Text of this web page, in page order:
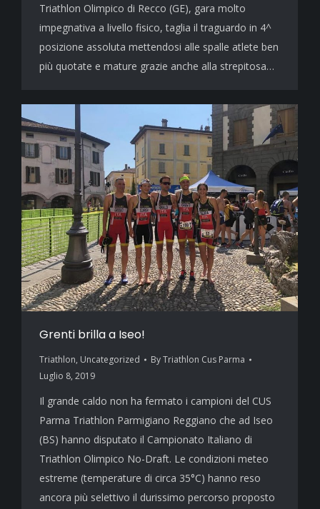
Triathlon Olimpico di Recco (GE), gara molto
impegnativa a livello fisico, taglia il traguardo in 4^
posizione assoluta mettendosi alle spalle atlete ben
più quotate e mature grazie anche alla strepitosa…
Grenti brilla a Iseo!
Triathlon, Uncategorized ByTriathlon Cus Parma
Luglio 8, 2019
Il grande caldo non ha fermato i campioni del CUS
Parma Triathlon Parmigiano Reggiano che ad Iseo
(BS) hanno disputato il Campionato Italiano di
Triathlon Olimpico No-Draft. Le condizioni meteo
estreme (temperature di circa 35°C) hanno reso
ancora più selettivo il durissimo percorso proposto